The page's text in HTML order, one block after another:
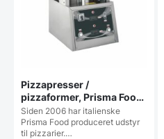
Pizzapresser /
pizzaformer, Prisma Food
model PRESSA
Siden 2006 har italienske
Prisma Food produceret udstyr
til pizzarier.…